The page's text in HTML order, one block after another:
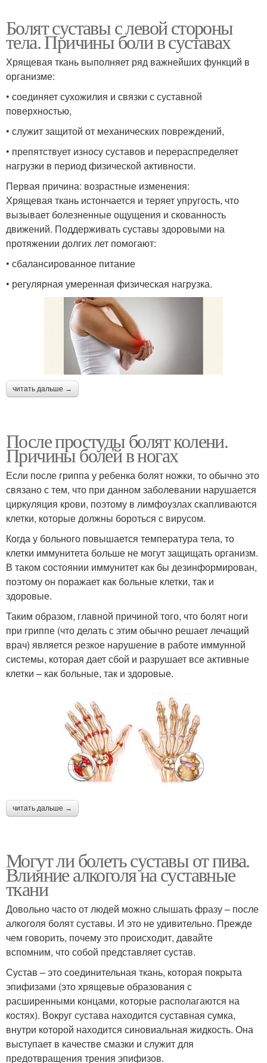
Болят суставы с левой стороны
тела. Причины боли в суставах
Хрящевая ткань выполняет ряд важнейших функций в
организме:
• соединяет сухожилия и связки с суставной
поверхностью,
• служит защитой от механических повреждений,
• препятствует износу суставов и перераспределяет
нагрузки в период физической активности.
Первая причина: возрастные изменения:
Хрящевая ткань истончается и теряет упругость, что
вызывает болезненные ощущения и скованность
движений. Поддерживать суставы здоровыми на
протяжении долгих лет помогают:
• сбалансированное питание
• регулярная умеренная физическая нагрузка.
читать дальше →
После простуды болят колени.
Причины болей в ногах
Если после гриппа у ребенка болят ножки, то обычно это
связано с тем, что при данном заболевании нарушается
циркуляция крови, поэтому в лимфоузлах скапливаются
клетки, которые должны бороться с вирусом.
Когда у больного повышается температура тела, то
клетки иммунитета больше не могут защищать организм.
В таком состоянии иммунитет как бы дезинформирован,
поэтому он поражает как больные клетки, так и
здоровые.
Таким образом, главной причиной того, что болят ноги
при гриппе (что делать с этим обычно решает лечащий
врач) является резкое нарушение в работе иммунной
системы, которая дает сбой и разрушает все активные
клетки – как больные, так и здоровые.
читать дальше →
Могут ли болеть суставы от пива.
Влияние алкоголя на суставные
ткани
Довольно часто от людей можно слышать фразу – после
алкоголя болят суставы. И это не удивительно. Прежде
чем говорить, почему это происходит, давайте
вспомним, что собой представляет сустав.
Сустав – это соединительная ткань, которая покрыта
эпифизами (это хрящевые образования с
расширенными концами, которые располагаются на
костях). Вокруг сустава находится суставная сумка,
внутри которой находится синовиальная жидкость. Она
выступает в качестве смазки и служит для
предотвращения трения эпифизов.